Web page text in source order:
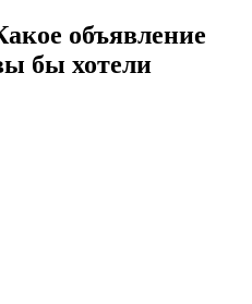
объявление
бы хотели